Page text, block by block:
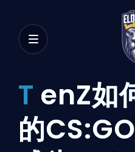
T enZ如
的